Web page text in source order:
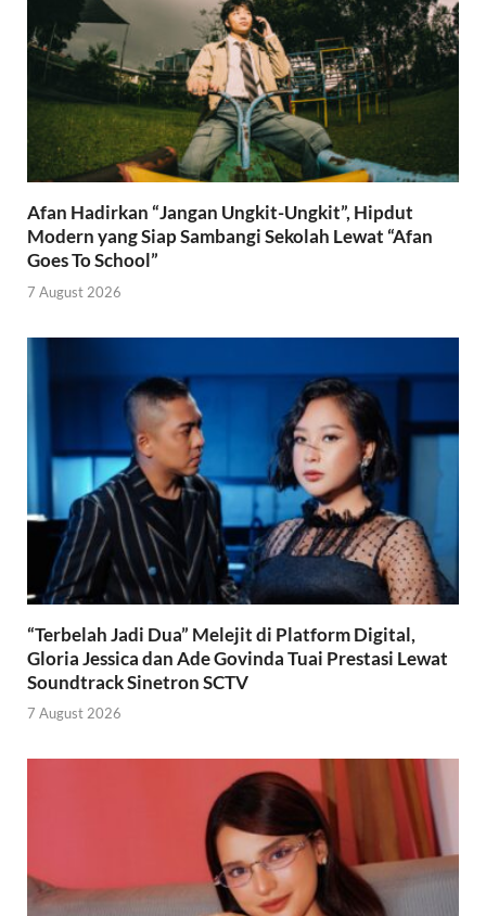
Afan Hadirkan “Jangan Ungkit-Ungkit”, Hipdut
Modern yang Siap Sambangi Sekolah Lewat “Afan
Goes To School”
7 August 2026
“Terbelah Jadi Dua” Melejit di Platform Digital,
Gloria Jessica dan Ade Govinda Tuai Prestasi Lewat
Soundtrack Sinetron SCTV
7 August 2026